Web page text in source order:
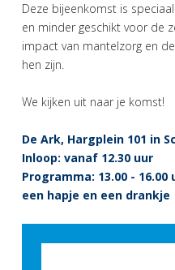
Deze bijeenkomst is
en minder geschikt voor de
impact van mantelzorg en
hen zijn.
We kijken uit naar je komst!
De Ark, Hargplein 101 in
Inloop: vanaf 12.30 uur
Programma: 13.00 -
een hapje en een drankje